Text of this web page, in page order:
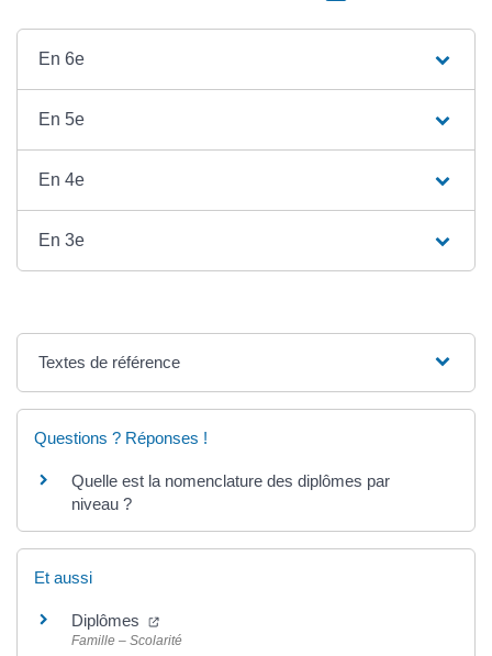
En 6e
En 5e
En 4e
En 3e
Textes de référence
Questions ? Réponses !
Quelle est la nomenclature des diplômes par
niveau ?
Et aussi
Diplômes
Famille – Scolarité